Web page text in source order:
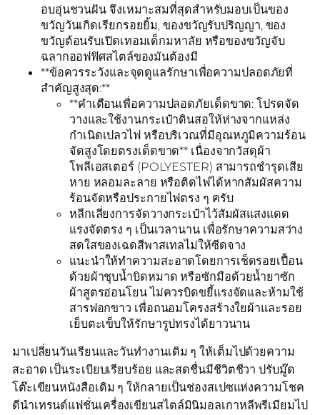
อบอุ่นชวนฝัน จึงเหมาะสมที่สุดสำหรับมอบเป็นของ
ขวัญวันเกิดเรียกรอยยิ้ม, ของขวัญรับปริญญา, ของ
ขวัญต้อนรับเปิดเทอมเด็กมหาลัย หรือของขวัญจับ
ฉลากออฟฟิศสไตล์ของมันต้องมี
**ข้อควรระวังและจุดดูแลรักษาเพื่อความปลอดภัยที่
สำคัญสูงสุด:**
**คำเตือนเพื่อความปลอดภัยเด็ดขาด: โปรดจัด
วางและใช้งานกระเป๋าดินสอให้ห่างจากแหล่ง
กำเนิดเปลวไฟ หรือบริเวณที่มีอุณหภูมิความร้อน
จัดสูงโดยตรงเด็ดขาด** เนื่องจากวัสดุผ้า
โพลีเอสเตอร์ (POLYESTER) สามารถชำรุดเสีย
หาย หลอมละลาย หรือติดไฟได้หากสัมผัสความ
ร้อนจัดหรือประกายไฟตรง ๆ ครับ
หลีกเลี่ยงการจัดวางกระเป๋าไว้สัมผัสแสงแดด
แรงจัดตรง ๆ เป็นเวลานาน เพื่อรักษาความสว่าง
สดใสของเฉดสีพาสเทลไม่ให้ซีดจาง
แนะนำให้ทำความสะอาดโดยการเช็ดรอยเปื้อน
ด้วยผ้าชุบน้ำบิดหมาด หรือซักมือด้วยน้ำยาซัก
ผ้าสูตรอ่อนโยน ไม่ควรบิดขยี้แรงจัดและห้ามใช้
สารฟอกขาว เพื่อถนอมโครงสร้างใยผ้าและรอย
เย็บตะเข็บให้รักษารูปทรงได้ยาวนาน
มาเปลี่ยนวันเรียนและวันทำงานเดิม ๆ ให้เต็มไปด้วยความ
สะอาด เป็นระเบียบเรียบร้อย และสดชื่นมีชีวิตชีวา ปรับมู๊ด
โต๊ะเขียนหนังสือเดิม ๆ ให้กลายเป็นช่องสเปซแห่งความโชค
ดีนำเทรนด์แฟชั่นเครื่องเขียนสไตล์มินิมอลเกาหลีพรีเมียมไป